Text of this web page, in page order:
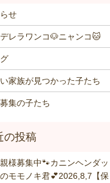
せ
レラワンコ🐶ニャンコ🐱
家族が見つかった子たち
集の子たち
様募集中🐾カニンヘンダッ
モモノキ君💕2026,8,7【保